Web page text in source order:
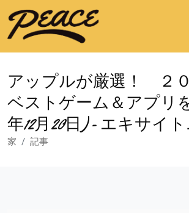
アップルが厳選！ ２
ベストゲーム＆アプリ
年12月20日) - エキサイ
家 記事